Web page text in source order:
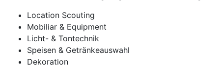
Location Scouting
Mobiliar & Equipment
Licht- & Tontechnik
Speisen & Getränkeauswahl
Dekoration